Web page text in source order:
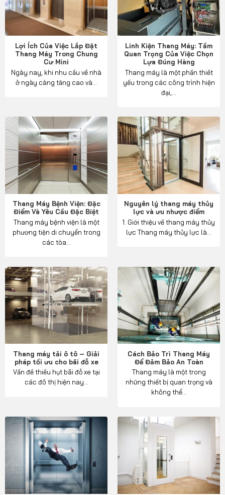
Lợi Ích Của Việc Lắp Đặt
Thang Máy Trong Chung
Cư Mini
Ngày nay, khi nhu cầu về nhà
ở ngày càng tăng cao và...
Linh Kiện Thang Máy: Tầm
Quan Trọng Của Việc Chọn
Lựa Đúng Hàng
Thang máy là một phần thiết
yếu trong các công trình hiện
đại,...
Thang Máy Bệnh Viện: Đặc
Điểm Và Yêu Cầu Đặc Biệt
Thang máy bệnh viện là một
phương tiện di chuyển trong
các tòa...
Nguyên lý thang máy thủy
lực và ưu nhược điểm
1. Giới thiệu về thang máy thủy
lực Thang máy thủy lực là...
Thang máy tải ô tô – Giải
pháp tối ưu cho bãi đỗ xe
Vấn đề thiếu hụt bãi đỗ xe tại
các đô thị hiện nay...
Cách Bảo Trì Thang Máy
Để Đảm Bảo An Toàn
Thang máy là một trong
những thiết bị quan trọng và
không thể...